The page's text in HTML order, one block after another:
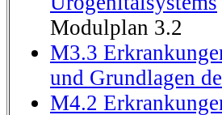
Modulplan 3.2
M3.3
und Grundlagen
M4.2